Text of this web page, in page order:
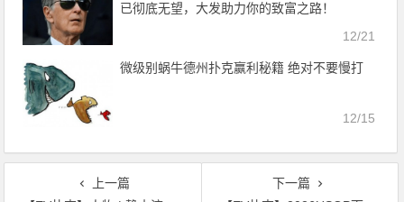
已彻底无望，大发助力你的致富之路！
12/21
微级别蜗牛德州扑克赢利秘籍 绝对不要慢打
12/15
上一篇
下一篇